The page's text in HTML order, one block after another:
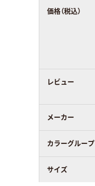
価格（税込）
レビュー
メーカー
カラーグループ
サイズ